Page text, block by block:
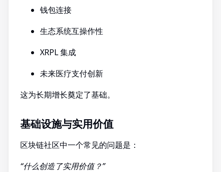
钱包连接
生态系统互操作性
XRPL 集成
未来医疗支付创新
这为长期增长奠定了基础。
基础设施与实用价值
区块链社区中一个常见的问题是：
“什么创造了实用价值？”